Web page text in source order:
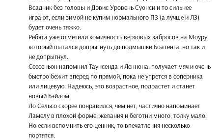
Всадник без головы и Дэвис Уровень Суонси и то сильнее
играют, если зимой не купим нормального ПЗ (а лучше и ЛЗ)
будет очень тяжко.
Ребята уже отметили комичность верховых забросов на Моуру,
который пытался допрыгнуть до подмышки Боатенга, но так и
не допрыгнул.
Сессеньон напомнил Таунсенда и Леннона: получает мяч и очень
быстро бежит вперед по прямой, пока не упрется в соперника
или лицевую. Надеюсь, это возрастное, подрастет и станет
новый Бэйлом.
Ло Сельсо скорее понравился, чем нет, частично напоминает
Ламелу в плохой форме: желания и беготни много, толку мало.
Но если вспомнить его ценник, то впечатления несколько
портятся.